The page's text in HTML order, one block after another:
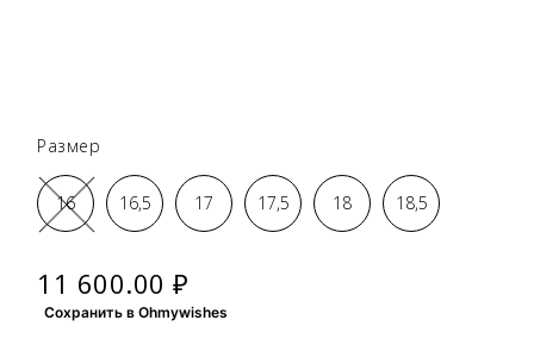
Размер
16 16,5 17 17,5 18 18,5
11 600.00 ₽
Сохранить в Ohmywishes